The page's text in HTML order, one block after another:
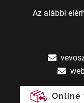
Az alábbi
Online